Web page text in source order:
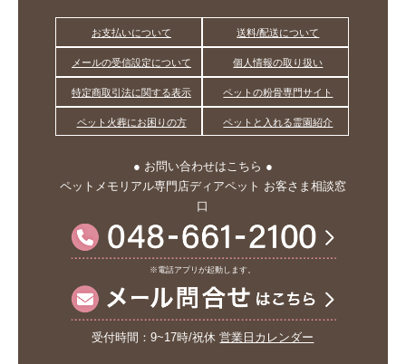
お支払いについて 送料/配送について
メールの受信設定について 個人情報の取り扱い
特定商取引法に関する表示 ペットの粉骨専門サイト
ペット火葬にお困りの方 ペットと入れる霊園紹介
● お問い合わせはこちら ●
ペットメモリアル専門店ディアペット お客さま相談窓
口
※電話アプリが起動します。
受付時間：9~17時/祝休営業日カレンダー